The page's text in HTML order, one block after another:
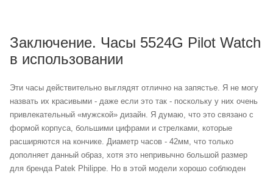
Заключение. Часы 5524G Pilot Watch
в использовании
Эти часы действительно выглядят отлично на запястье. Я не могу
назвать их красивыми - даже если это так - поскольку у них очень
привлекательный «мужской» дизайн. Я думаю, что это связано с
формой корпуса, большими цифрами и стрелками, которые
расширяются на кончике. Диаметр часов - 42мм, что только
дополняет данный образ, хотя это непривычно большой размер
для бренда Patek Philippe. Но в этой модели хорошо соблюден